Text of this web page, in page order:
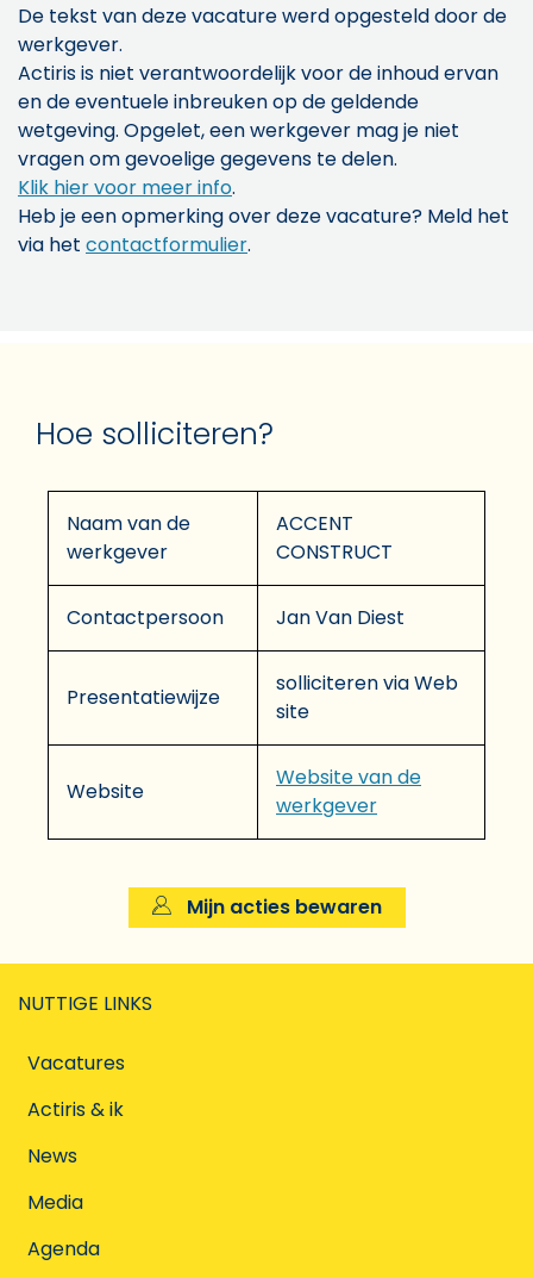
De tekst van deze vacature werd opgesteld door de
werkgever.
Actiris is niet verantwoordelijk voor de inhoud ervan
en de eventuele inbreuken op de geldende
wetgeving. Opgelet, een werkgever mag je niet
vragen om gevoelige gegevens te delen.
Klik hier voor meer info.
Heb je een opmerking over deze vacature? Meld het
via het contactformulier.
Hoe solliciteren?
Naam van de
werkgever
ACCENT
CONSTRUCT
Contactpersoon Jan Van Diest
Presentatiewijze
solliciteren via Web
site
Website
Website van de
werkgever
Mijn acties bewaren
NUTTIGE LINKS
Vacatures
Actiris & ik
News
Media
Agenda